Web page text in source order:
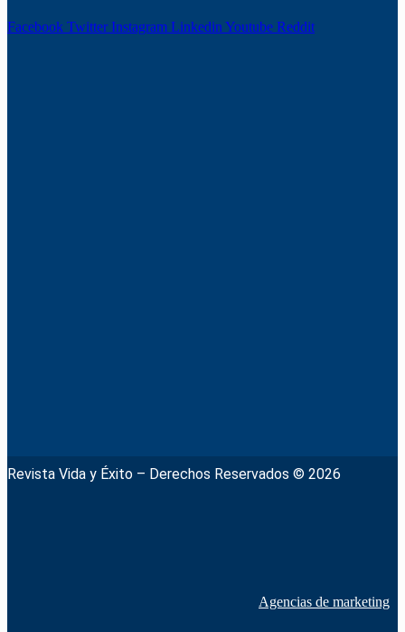
Facebook Twitter Instagram Linkedin Youtube Reddit
Revista Vida y Éxito – Derechos Reservados © 2026
Agencias de marketing